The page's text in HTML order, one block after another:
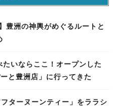
豊洲の神輿がめぐるルートと
いならここ！オープンした
と豊洲店」に行ってきた
ターヌーンティー」をララシ